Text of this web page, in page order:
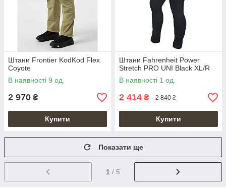
Штани Frontier KodKod Flex
Coyote
В наявності 9 од.
2 970 ₴
Купити
Штани Fahrenheit Power
Stretch PRO UNI Black XL/R
В наявності 1 од.
2 414 ₴ 2 840 ₴
Купити
Показати ще
1 / 5